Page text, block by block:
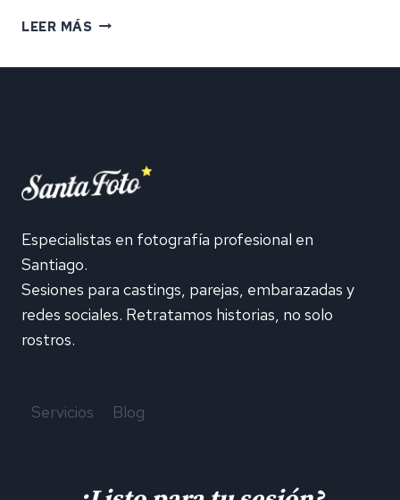
LEER MÁS ¿CUÁNTO
UNA
CASTING?
GUÍA
CONSEJOS
DESTACAR
Especialistas en fotografía profesional en
Santiago.
Sesiones para castings, parejas, embarazadas y
redes sociales. Retratamos historias, no solo
rostros.
Servicios Blog